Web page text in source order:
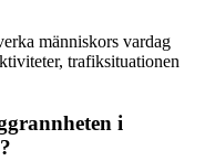
människors vardag
trafiksituationen
i